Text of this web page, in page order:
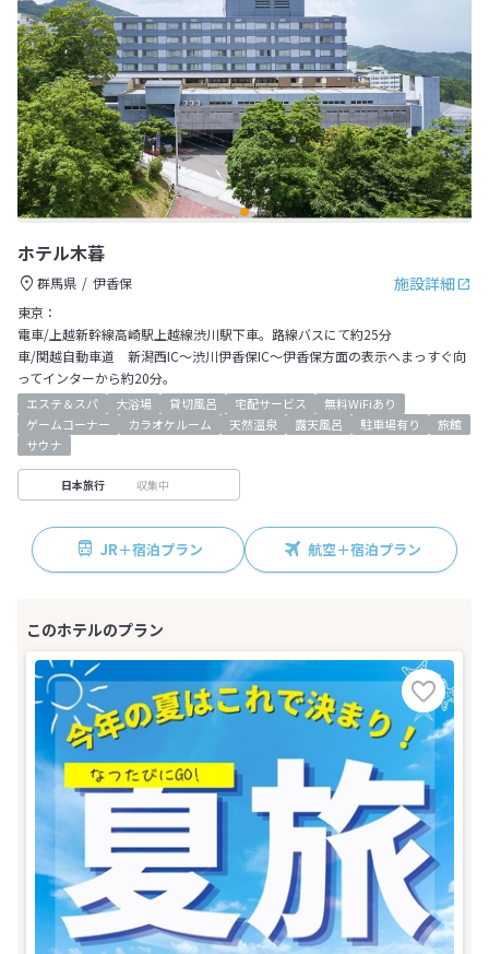
ホテル木暮
施設詳細
群馬県
伊香保
東京：
電車/上越新幹線高崎駅上越線渋川駅下車。路線バスにて約25分
車/関越自動車道 新潟西IC～渋川伊香保IC～伊香保方面の表示へまっすぐ向
ってインターから約20分。
エステ＆スパ 大浴場 貸切風呂 宅配サービス
無料WiFiあり
ゲームコーナー
カラオケルーム 天然温泉 露天風呂 駐車場有り
旅館
サウナ
日本旅行 収集中
JR＋宿泊プラン 航空＋宿泊プラン